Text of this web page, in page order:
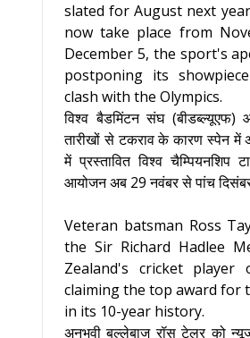
slated for August next
now take place from
December 5, the sport's
postponing its
clash with the Olympics.
विश्व बैडमिंटन संघ (बीडब्ल्यूएफ)
तारीखों से टकराव के कारण स्पेन
में प्रस्तावित विश्व चैम्पियनशिप
आयोजन अब 29 नवंबर से पांच
Veteran batsman Ross
the Sir Richard Hadlee
Zealand's cricket player
claiming the top award for
in its 10-year history.
अनुभवी बल्लेबाज रॉस टेलर को